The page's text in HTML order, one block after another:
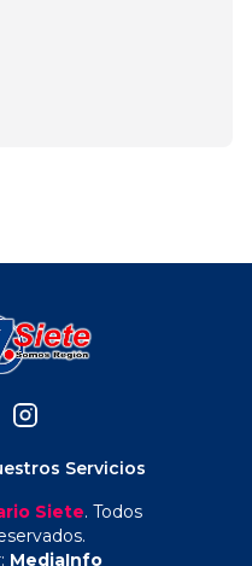
del
Servicios
Siete. Todos
MediaInfo